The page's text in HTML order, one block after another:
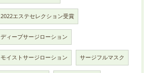
2022エステセレクション受賞
ディープサージローション
モイストサージローション サージフルマスク